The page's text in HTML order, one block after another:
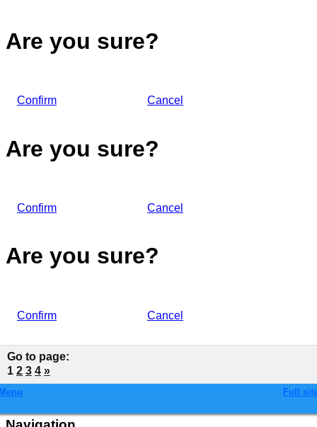
Are you sure?
Confirm Cancel
Are you sure?
Confirm Cancel
Are you sure?
Confirm Cancel
Go to page:
1 2 3 4 »
Full